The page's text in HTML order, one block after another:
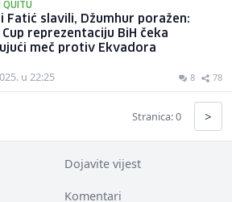
QUITU
i Fatić slavili, Džumhur poražen:
Cup reprezentaciju BiH čeka
meč protiv Ekvadora
u 22:25 8 78
Stranica: 0 >
Dojavite vijest
Komentari